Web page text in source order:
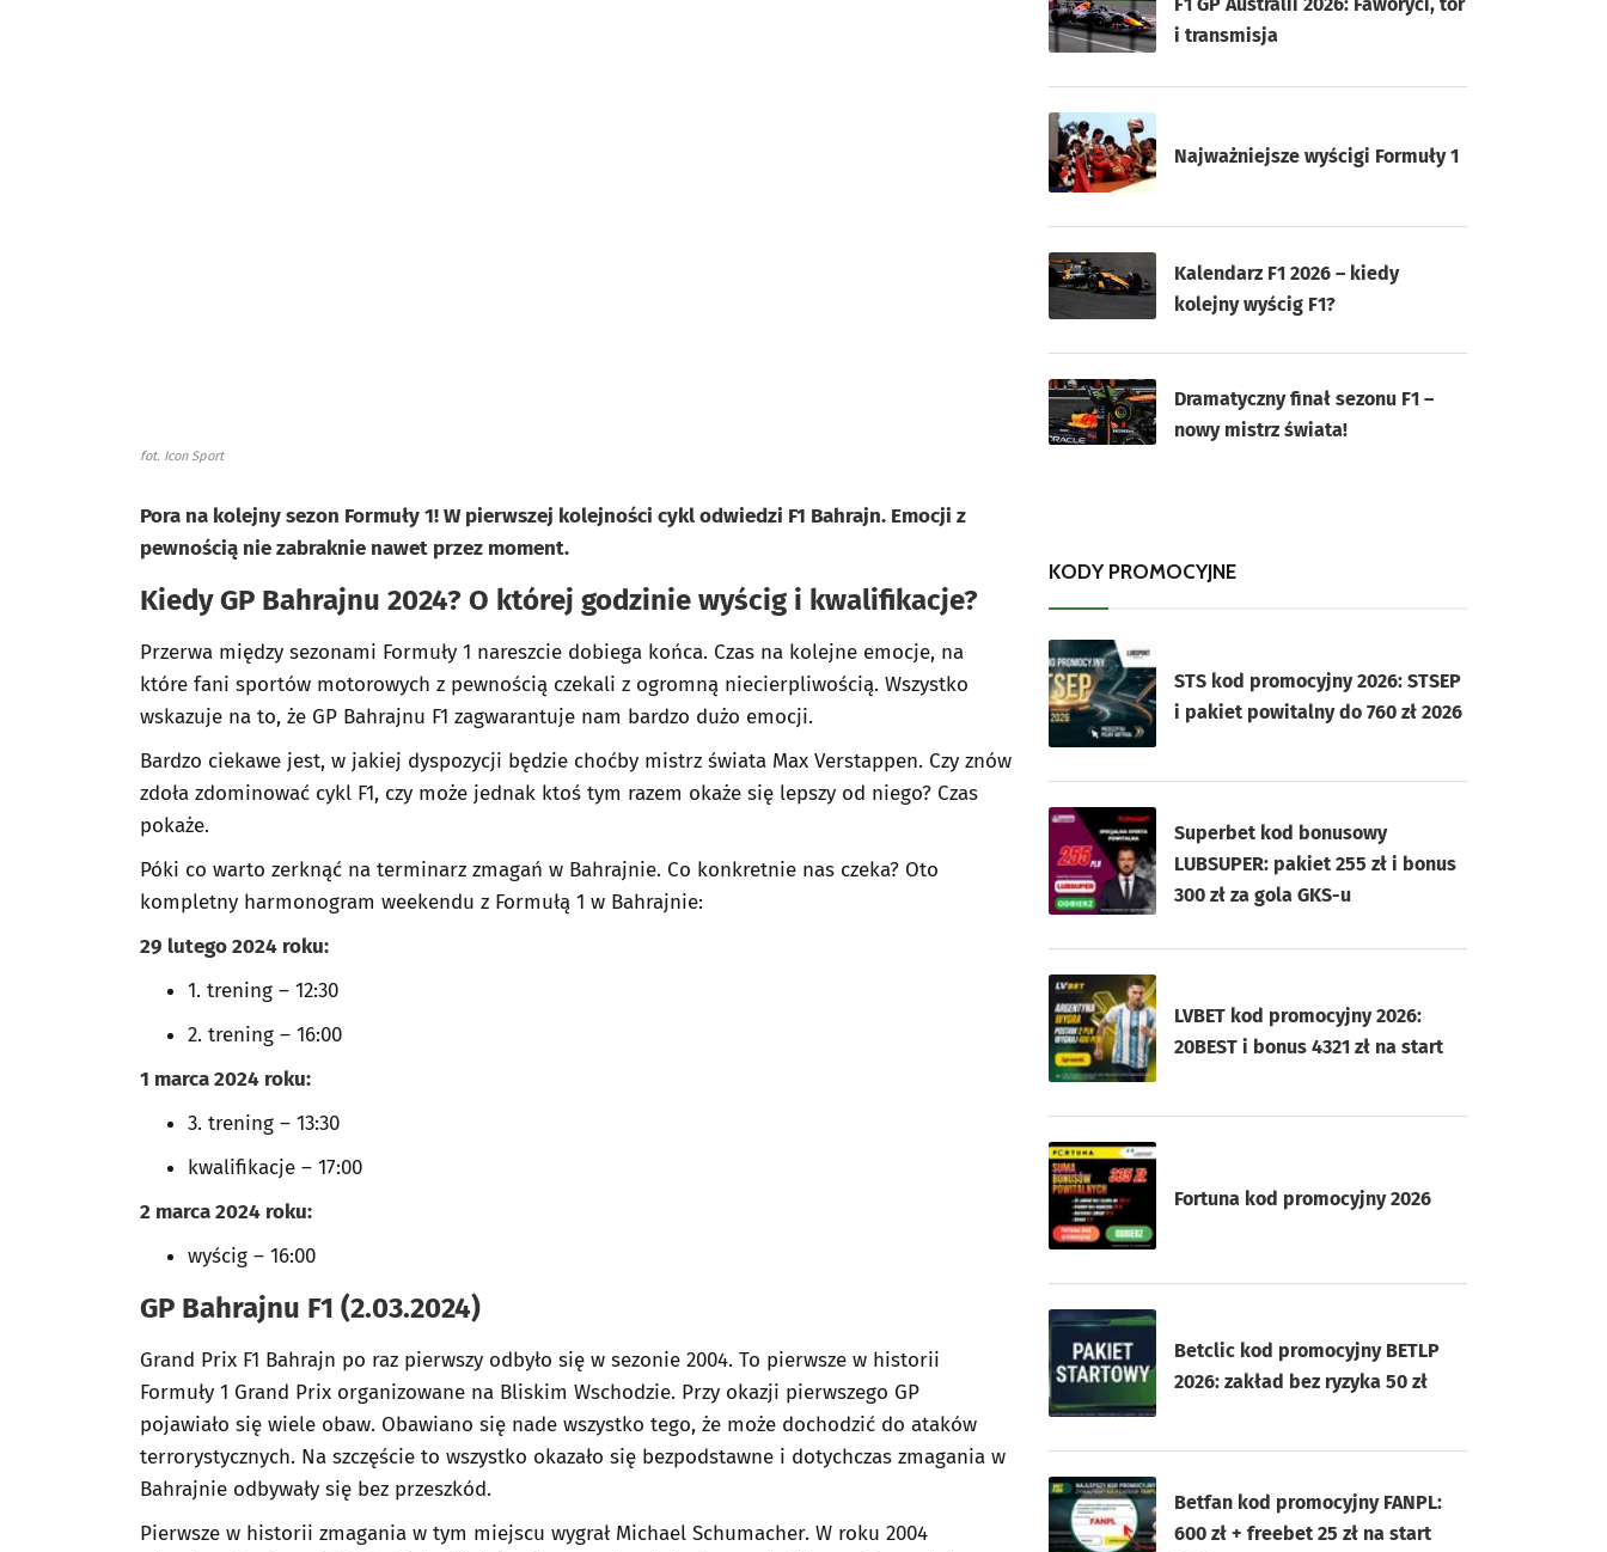
fot. Icon Sport
Pora na kolejny sezon Formuły 1! W pierwszej kolejności cykl odwiedzi F1 Bahrajn. Emocji z
pewnością nie zabraknie nawet przez moment.
Kiedy GP Bahrajnu 2024? O której godzinie wyścig i kwalifikacje?
Przerwa między sezonami Formuły 1 nareszcie dobiega końca. Czas na kolejne emocje, na
które fani sportów motorowych z pewnością czekali z ogromną niecierpliwością. Wszystko
wskazuje na to, że GP Bahrajnu F1 zagwarantuje nam bardzo dużo emocji.
Bardzo ciekawe jest, w jakiej dyspozycji będzie choćby mistrz świata Max Verstappen. Czy znów
zdoła zdominować cykl F1, czy może jednak ktoś tym razem okaże się lepszy od niego? Czas
pokaże.
Póki co warto zerknąć na terminarz zmagań w Bahrajnie. Co konkretnie nas czeka? Oto
kompletny harmonogram weekendu z Formułą 1 w Bahrajnie:
29 lutego 2024 roku:
1. trening – 12:30
2. trening – 16:00
1 marca 2024 roku:
3. trening – 13:30
kwalifikacje – 17:00
2 marca 2024 roku:
wyścig – 16:00
GP Bahrajnu F1 (2.03.2024)
Grand Prix F1 Bahrajn po raz pierwszy odbyło się w sezonie 2004. To pierwsze w historii
Formuły 1 Grand Prix organizowane na Bliskim Wschodzie. Przy okazji pierwszego GP
pojawiało się wiele obaw. Obawiano się nade wszystko tego, że może dochodzić do ataków
terrorystycznych. Na szczęście to wszystko okazało się bezpodstawne i dotychczas zmagania w
Bahrajnie odbywały się bez przeszkód.
Pierwsze w historii zmagania w tym miejscu wygrał Michael Schumacher. W roku 2004
i transmisja
Najważniejsze wyścigi Formuły 1
Kalendarz F1 2026 – kiedy
kolejny wyścig F1?
Dramatyczny finał sezonu F1 –
nowy mistrz świata!
KODY PROMOCYJNE
STS kod promocyjny 2026: STSEP
i pakiet powitalny do 760 zł 2026
Superbet kod bonusowy
LUBSUPER: pakiet 255 zł i bonus
300 zł za gola GKS-u
LVBET kod promocyjny 2026:
20BEST i bonus 4321 zł na start
Fortuna kod promocyjny 2026
Betclic kod promocyjny BETLP
2026: zakład bez ryzyka 50 zł
Betfan kod promocyjny FANPL:
600 zł + freebet 25 zł na start